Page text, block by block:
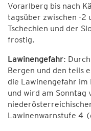
Vorarlberg bis nach
tagsüber zwischen -2
Tschechien und der
frostig.
Lawinengefahr:
Bergen und den teils
die Lawinengefahr im
und wird am Sonntag
Lawinenwarnstufe 4